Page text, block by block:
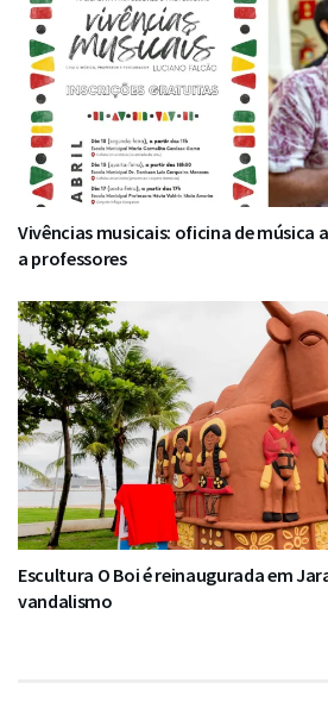
Vivências musicais: oficina de música
a professores
Escultura O Boi é reinaugurada em
vandalismo